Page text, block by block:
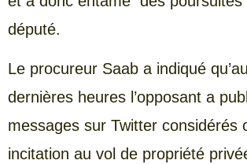
député.
Le procureur Saab a indiqué
dernières heures l’opposant a
messages sur Twitter considérés
incitation au vol de propriété